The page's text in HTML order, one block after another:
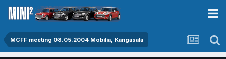
MCFF meeting 08.05.2004 Mobilia, Kangasala